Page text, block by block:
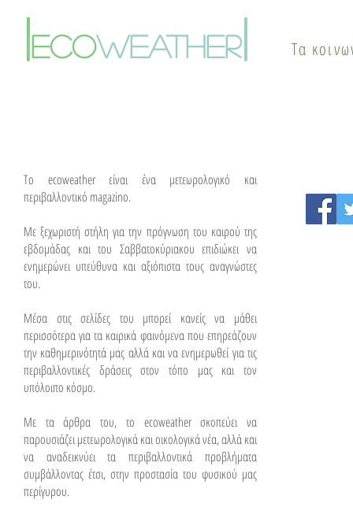
του καιρού
λύσεις
ecoweather| Τα
To ecoweather είναι ένα μετεωρολογικό και
περιβαλλοντικό magazino.
Με ξεχωριστή στήλη για την πρόγνωση του καιρού της
εβδομάδας και του Σαββατοκύριακου επιδιώκει να
ενημερώνει υπεύθυνα και αξιόπιστα τους αναγνώστες
του.
Μέσα στις σελίδες του μπορεί κανείς να μάθει
περισσότερα για τα καιρικά φαινόμενα που επηρεάζουν
την καθημερινότητά μας αλλά και να ενημερωθεί για τις
περιβαλλοντικές δράσεις στον τόπο μας και τον
υπόλοιπο κόσμο.
Με τα άρθρα του, το ecoweather σκοπεύει να
παρουσιάζει μετεωρολογικά και οικολογικά νέα, αλλά και
να αναδεικνύει τα περιβαλλοντικά προβλήματα
συμβάλλοντας έτσι, στην προστασία του φυσικού μας
περίγυρου.